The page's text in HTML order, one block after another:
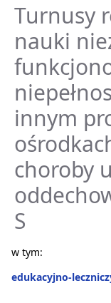
Turnusy
nauki
innym
choroby
S
w tym:
edukacyjno-